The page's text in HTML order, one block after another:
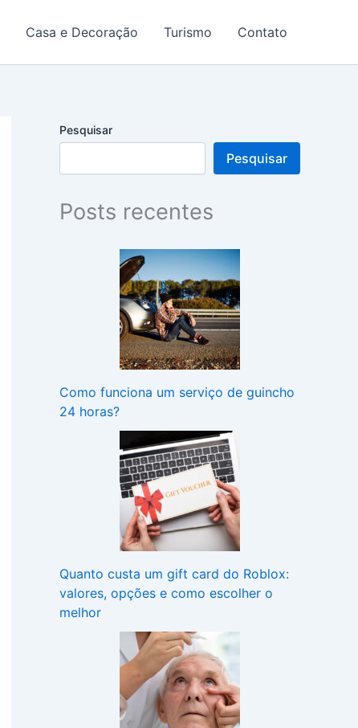
Casa e Decoração Turismo Contato
Pesquisar
Pesquisar
Posts recentes
Como funciona um serviço de guincho
24 horas?
Quanto custa um gift card do Roblox:
valores, opções e como escolher o
melhor